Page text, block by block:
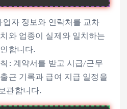
자 정보와 연락처를 교차
와 업종이 실제와 일치하는
합니다.
: 계약서를 받고 시급/근무
근 기록과 급여 지급 일정을
관합니다.